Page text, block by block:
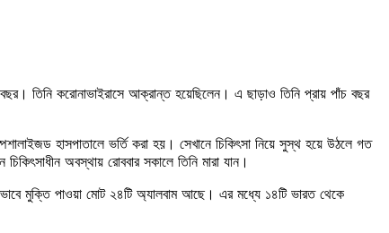
তিনি করোনাভাইরাসে আক্রান্ত হয়েছিলেন। এ ছাড়াও তিনি প্রায় পাঁচ বছর
হাসপাতালে ভর্তি করা হয়। সেখানে চিকিৎসা নিয়ে সুস্থ হয়ে উঠলে গত
অবস্থায় রোববার সকালে তিনি মারা যান।
মুক্তি পাওয়া মোট ২৪টি অ্যালবাম আছে। এর মধ্যে ১৪টি ভারত থেকে